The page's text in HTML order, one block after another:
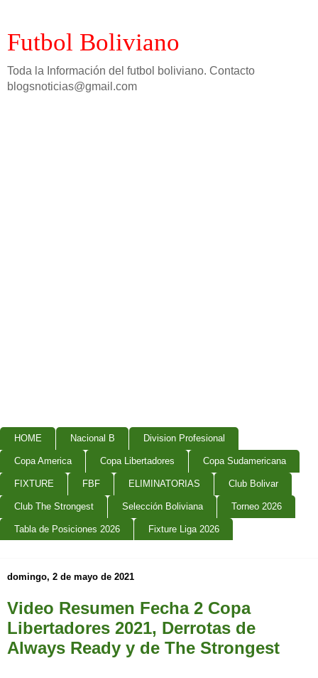
Futbol Boliviano
Toda la Información del futbol boliviano. Contacto
blogsnoticias@gmail.com
HOME Nacional B Division Profesional
Copa America Copa Libertadores Copa Sudamericana
FIXTURE FBF ELIMINATORIAS Club Bolivar
Club The Strongest Selección Boliviana Torneo 2026
Tabla de Posiciones 2026 Fixture Liga 2026
domingo, 2 de mayo de 2021
Video Resumen Fecha 2 Copa
Libertadores 2021, Derrotas de
Always Ready y de The Strongest